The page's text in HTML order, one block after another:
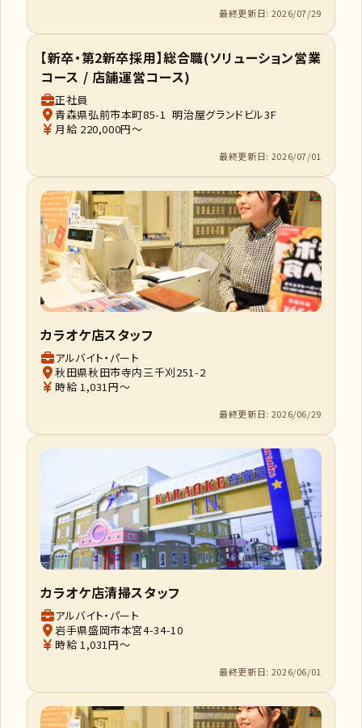
最終更新日: 2026/07/29
【新卒・第2新卒採用】総合職(ソリューション営業
コース / 店舗運営コース)
正社員
青森県弘前市本町85-1 明治屋グランドビル3F
月給 220,000円～
最終更新日: 2026/07/01
カラオケ店スタッフ
アルバイト・パート
秋田県秋田市寺内三千刈251-2
時給 1,031円～
最終更新日: 2026/06/29
カラオケ店清掃スタッフ
アルバイト・パート
岩手県盛岡市本宮4-34-10
時給 1,031円～
最終更新日: 2026/06/01